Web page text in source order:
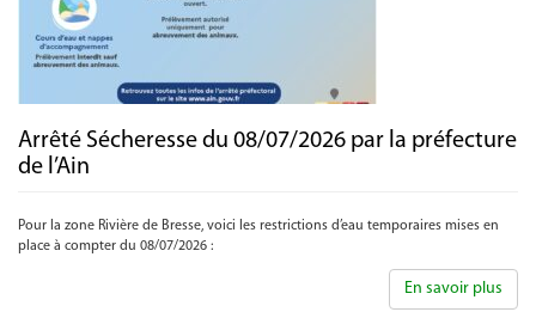
Arrêté Sécheresse du 08/07/2026 par la préfecture
de l’Ain
Pour la zone Rivière de Bresse, voici les restrictions d’eau temporaires mises en
place à compter du 08/07/2026 :
En savoir plus